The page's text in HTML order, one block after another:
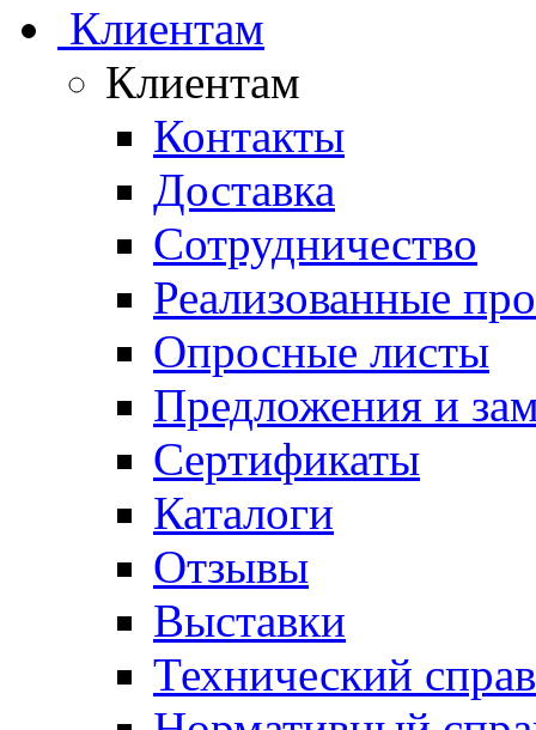
Клиентам
Клиентам
Контакты
Доставка
Сотрудничество
Реализованные
Опросные листы
Предложения и
Сертификаты
Каталоги
Отзывы
Выставки
Технический